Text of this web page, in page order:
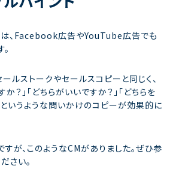
は、Facebook広告やYouTube広告でも
ルストークやセールスコピーと同じく、
か？」「どちらがいいですか？」「どちらを
というような問いかけのコピーが効果的に
が、このようなCMがありました。ぜひ参
さい。